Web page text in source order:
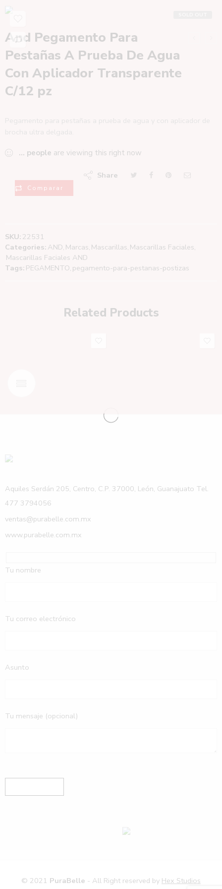
And Pegamento Para
Pestañas A Prueba De Agua
Con Aplicador Transparente
C/12 pz
... people are viewing this right now
Comparar
Share
SKU: 22531
Categories: AND, Marcas, Mascarillas, Mascarillas Faciales,
Mascarillas Faciales AND
Tags: PEGAMENTO, pegamento-para-pestanas-postizas
Related Products
Aquiles Serdán 205, Centro, C.P. 37000, León, Guanajuato Tel.
477 3794056
ventas@purabelle.com.mx
www.purabelle.com.mx
Tu nombre
Tu correo electrónico
Asunto
Tu mensaje (opcional)
© 2021 PuraBelle - All Right reserved by Hex Studios